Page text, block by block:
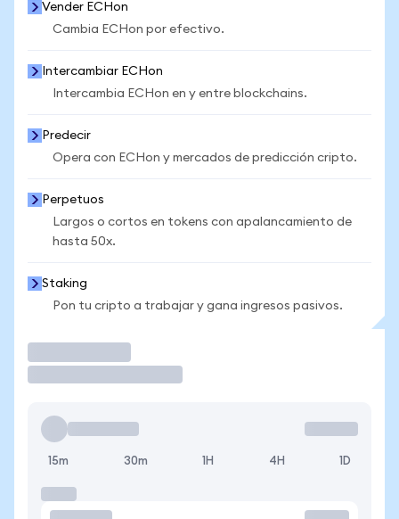
Vender ECHon
Cambia ECHon por efectivo.
Intercambiar ECHon
Intercambia ECHon en y entre blockchains.
Predecir
Opera con ECHon y mercados de predicción cripto.
Perpetuos
Largos o cortos en tokens con apalancamiento de
hasta 50x.
Staking
Pon tu cripto a trabajar y gana ingresos pasivos.
15m 30m 1H 4H 1D